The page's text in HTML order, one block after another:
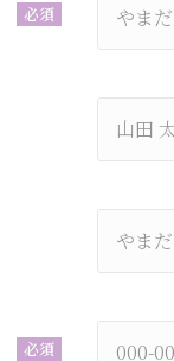
必須
必須